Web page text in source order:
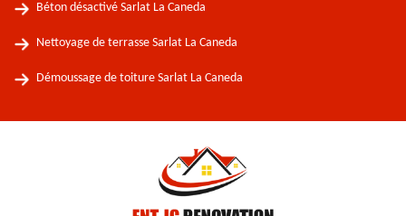
Béton désactivé Sarlat La Caneda
Nettoyage de terrasse Sarlat La Caneda
Démoussage de toiture Sarlat La Caneda